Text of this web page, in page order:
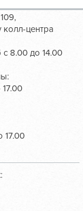
колл-центра
8.00 до 14.00
17.00